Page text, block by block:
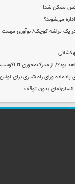
ممکن شد!
یک تراشه کوچک/ نوآوری مهمت
ورای راه شیری برای اولین
انسان‌نمای بدون توقف